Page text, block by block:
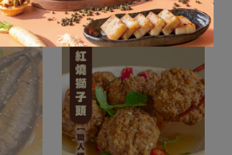
加入購物車